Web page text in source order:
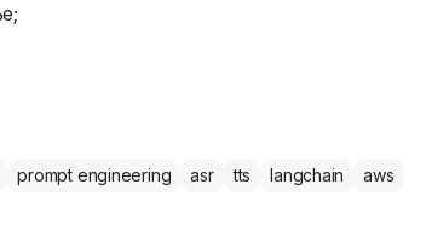
prompt engineering asr tts langchain
aws